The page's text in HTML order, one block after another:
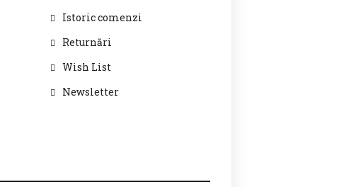
Istoric comenzi
Returnări
Wish List
Newsletter